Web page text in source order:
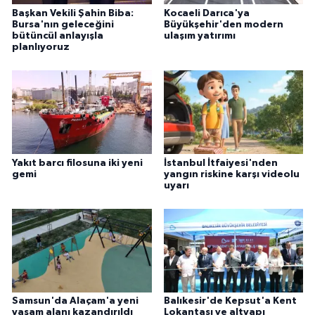
Başkan Vekili Şahin Biba:
Bursa'nın geleceğini
bütüncül anlayışla
planlıyoruz
Kocaeli Darıca'ya
Büyükşehir'den modern
ulaşım yatırımı
Yakıt barcı filosuna iki yeni
gemi
İstanbul İtfaiyesi'nden
yangın riskine karşı videolu
uyarı
Samsun'da Alaçam'a yeni
yaşam alanı kazandırıldı
Balıkesir'de Kepsut'a Kent
Lokantası ve altyapı